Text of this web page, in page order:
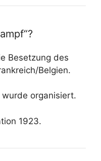
Besetzung des
Belgien.
organisiert.
1923.